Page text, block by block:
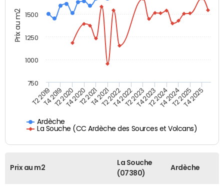
Prix au m2
Ardèche
La Souche (CC Ardèche des Sources et Volcans)
T2 2019T4 2019T2 2020T4 2020T2 2021T4 2021T2 2022T4 2022T2 2023T4 2023T2 2024T4 2024T2 2025T4 2025
750
1000
1250
1500
Prix au m2
La Souche
(07380)
Ardèche